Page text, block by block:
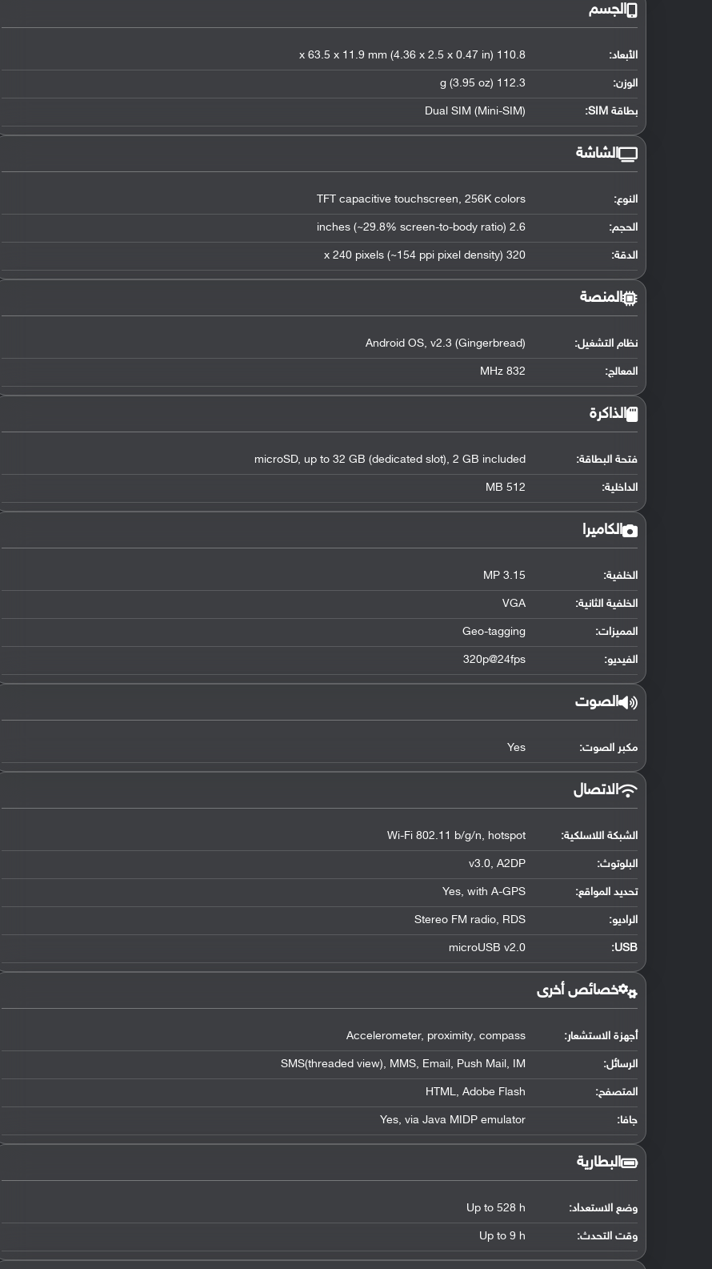
الجسم
الأبعاد: 110.8 x 63.5 x 11.9 mm (4.36 x 2.5 x 0.47 in)
الوزن: 112.3 g (3.95 oz)
بطاقة SIM: Dual SIM (Mini-SIM)
الشاشة
النوع: TFT capacitive touchscreen, 256K colors
الحجم: 2.6 inches (~29.8% screen-to-body ratio)
الدقة: 320 x 240 pixels (~154 ppi pixel density)
المنصة
نظام التشغيل:
Android OS, v2.3 (Gingerbread)
المعالج:
832 MHz
الذاكرة
فتحة البطاقة: microSD, up to 32 GB (dedicated slot), 2 GB included
الداخلية: 512 MB
الكاميرا
الخلفية: 3.15 MP
الخلفية الثانية: VGA
المميزات: Geo-tagging
الفيديو: 320p@24fps
الصوت
مكبر الصوت: Yes
الاتصال
الشبكة اللاسلكية: Wi-Fi 802.11 b/g/n, hotspot
البلوتوث:
v3.0, A2DP
تحديد المواقع:
Yes, with A-GPS
الراديو: Stereo FM radio, RDS
USB
:
microUSB v2.0
خصائص أخرى
أجهزة الاستشعار: Accelerometer, proximity, compass
الرسائل: SMS(threaded view), MMS, Email, Push Mail, IM
المتصفح: HTML, Adobe Flash
جافا: Yes, via Java MIDP emulator
البطارية
وضع الاستعداد: Up to 528 h
وقت التحدث: Up to 9 h